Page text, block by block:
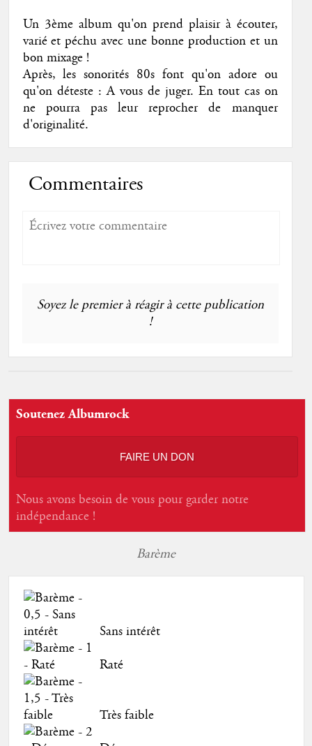
Un 3ème album qu'on prend plaisir à écouter,
varié et péchu avec une bonne production et un
bon mixage !
Après, les sonorités 80s font qu'on adore ou
qu'on déteste : A vous de juger. En tout cas on
ne pourra pas leur reprocher de manquer
d'originalité.
Commentaires
Soyez le premier à réagir à cette publication
!
Soutenez Albumrock
FAIRE UN DON
Nous avons besoin de vous pour garder notre
indépendance !
Barème
Sans intérêt
Raté
Très faible